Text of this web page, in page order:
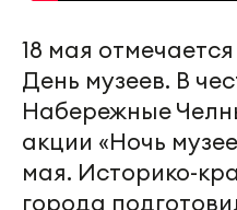
18 мая
День музеев. В
Набережные
акции «Ночь
мая. Историко-
города